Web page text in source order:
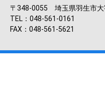
〒348-0055 埼玉県羽生市大
TEL：048-561-0161
FAX：048-561-5621